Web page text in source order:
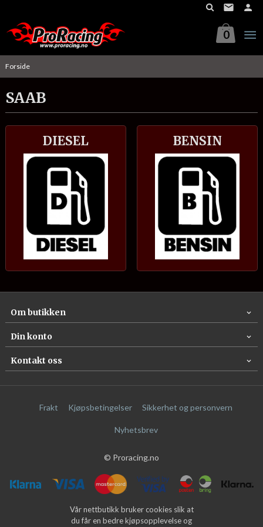
innholdet
0
Forside
SAAB
DIESEL BENSIN
Om butikken
Din konto
Kontakt oss
Frakt Kjøpsbetingelser Sikkerhet og personvern
Nyhetsbrev
© Proracing.no
Vår nettbutikk bruker cookies slik at
du får en bedre kjøpsopplevelse og